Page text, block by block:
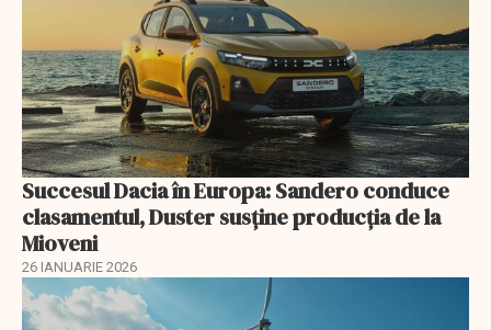
Succesul Dacia în Europa: Sandero conduce
clasamentul, Duster susține producția de la
Mioveni
26 IANUARIE 2026